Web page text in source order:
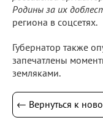
Родины за их
региона в соцсетях.
Губернатор также
запечатлены
земляками.
← Вернуться к